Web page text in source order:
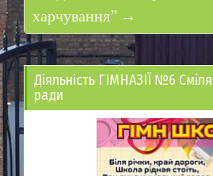
харчування” →
Діяльність ГІМНАЗІЇ №6
ради